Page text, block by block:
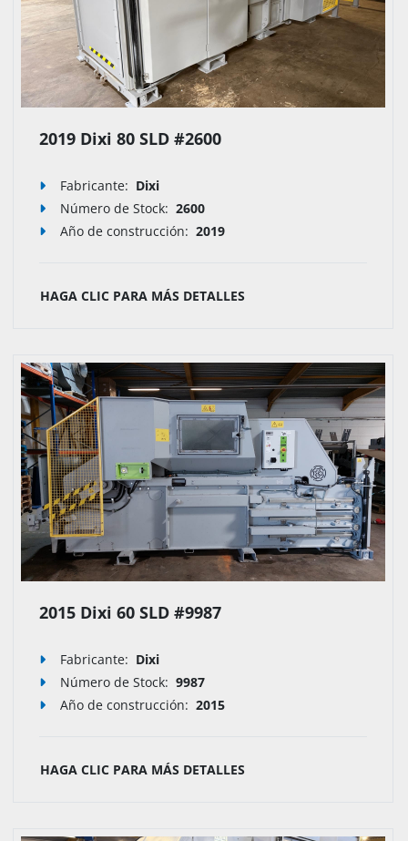
2019 Dixi 80 SLD #2600
Fabricante: Dixi
Número de Stock: 2600
Año de construcción: 2019
HAGA CLIC PARA MÁS DETALLES
2015 Dixi 60 SLD #9987
Fabricante: Dixi
Número de Stock: 9987
Año de construcción: 2015
HAGA CLIC PARA MÁS DETALLES